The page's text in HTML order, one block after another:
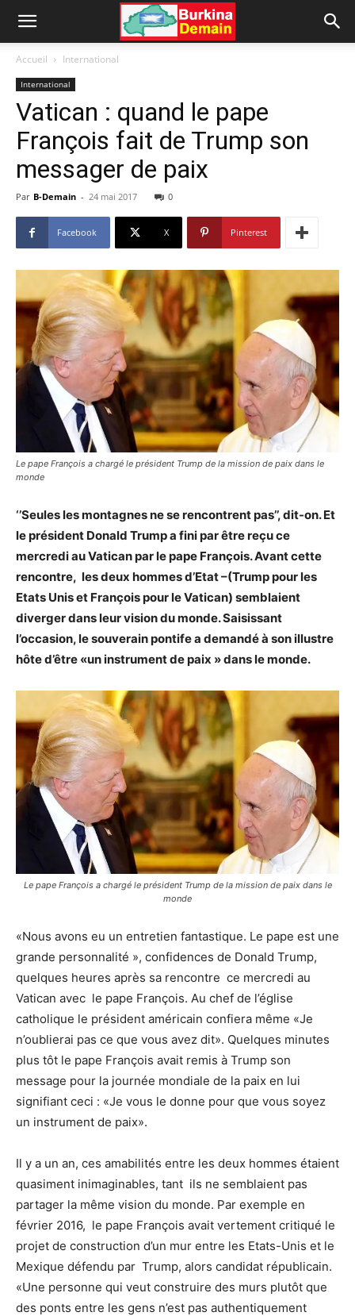
Accueil International
International
Vatican : quand le pape
François fait de Trump son
messager de paix
Par B-Demain - 24 mai 2017 0
Facebook X Pinterest
Le pape François a chargé le président Trump de la mission de paix dans le
monde
‘’Seules les montagnes ne se rencontrent pas’’, dit-on. Et
le président Donald Trump a fini par être reçu ce
mercredi au Vatican par le pape François. Avant cette
rencontre, les deux hommes d’Etat –(Trump pour les
Etats Unis et François pour le Vatican) semblaient
diverger dans leur vision du monde. Saisissant
l’occasion, le souverain pontife a demandé à son illustre
hôte d’être «un instrument de paix » dans le monde.
Le pape François a chargé le président Trump de la mission de paix dans le
monde
«Nous avons eu un entretien fantastique. Le pape est une
grande personnalité », confidences de Donald Trump,
quelques heures après sa rencontre ce mercredi au
Vatican avec le pape François. Au chef de l’église
catholique le président américain confiera même «Je
n’oublierai pas ce que vous avez dit». Quelques minutes
plus tôt le pape François avait remis à Trump son
message pour la journée mondiale de la paix en lui
signifiant ceci : «Je vous le donne pour que vous soyez
un instrument de paix».
Il y a un an, ces amabilités entre les deux hommes étaient
quasiment inimaginables, tant ils ne semblaient pas
partager la même vision du monde. Par exemple en
février 2016, le pape François avait vertement critiqué le
projet de construction d’un mur entre les Etats-Unis et le
Mexique défendu par Trump, alors candidat républicain.
«Une personne qui veut construire des murs plutôt que
des ponts entre les gens n’est pas authentiquement